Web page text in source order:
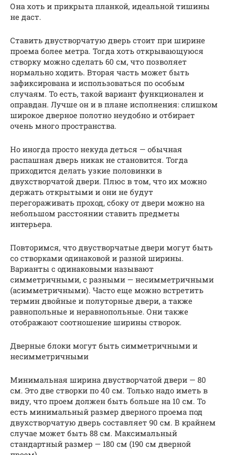
Она хоть и прикрыта планкой, идеальной тишины
не даст.
Ставить двустворчатую дверь стоит при ширине
проема более метра. Тогда хоть открывающуюся
створку можно сделать 60 см, что позволяет
нормально ходить. Вторая часть может быть
зафиксирована и использоваться по особым
случаям. То есть, такой вариант функционален и
оправдан. Лучше он и в плане исполнения: слишком
широкое дверное полотно неудобно и отбирает
очень много пространства.
Но иногда просто некуда деться — обычная
распашная дверь никак не становится. Тогда
приходится делать узкие половинки в
двухстворчатой двери. Плюс в том, что их можно
держать открытыми и они не будут
перегораживать проход, сбоку от двери можно на
небольшом расстоянии ставить предметы
интерьера.
Повторимся, что двустворчатые двери могут быть
со створками одинаковой и разной ширины.
Варианты с одинаковыми называют
симметричными, с разными — несимметричными
(асимметричными). Часто еще можно встретить
термин двойные и полуторные двери, а также
равнопольные и неравнопольные. Они также
отображают соотношение ширины створок.
Дверные блоки могут быть симметричными и
несимметричными
Минимальная ширина двустворчатой двери — 80
см. Это две створки по 40 см. Только надо иметь в
виду, что проем должен быть больше на 10 см. То
есть минимальный размер дверного проема под
двухстворчатую дверь составляет 90 см. В крайнем
случае может быть 88 см. Максимальный
стандартный размер — 180 см (190 см дверной